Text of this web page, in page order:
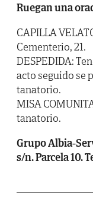
Ruegan una
CAPILLA
Cementerio, 21.
DESPEDIDA:
acto seguido se
tanatorio.
MISA
tanatorio.
Grupo Albia-
s/n. Parcela 10.